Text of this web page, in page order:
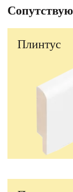
Плинтус